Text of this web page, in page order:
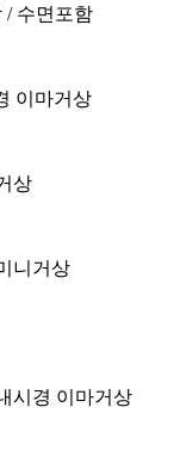
/ 수면포함
이마거상
상
니거상
시경 이마거상